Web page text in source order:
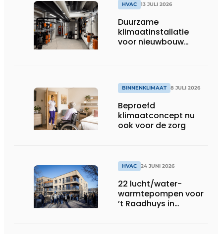
HVAC 13 JULI 2026
Duurzame
klimaatinstallatie
voor nieuwbouw
BINNENKLIMAAT 8 JULI 2026
Beproefd
klimaatconcept nu
ook voor de zorg
HVAC 24 JUNI 2026
22 lucht/water-
warmtepompen voor
’t Raadhuys in